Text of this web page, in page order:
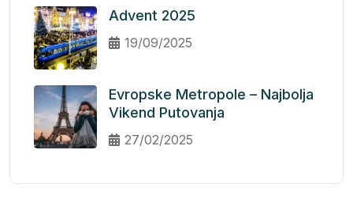
Advent 2025
19/09/2025
Evropske Metropole – Najbolja
Vikend Putovanja
27/02/2025